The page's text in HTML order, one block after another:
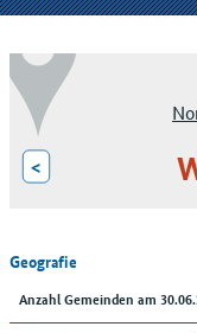
<
Geografie
Anzahl Gemeinden am